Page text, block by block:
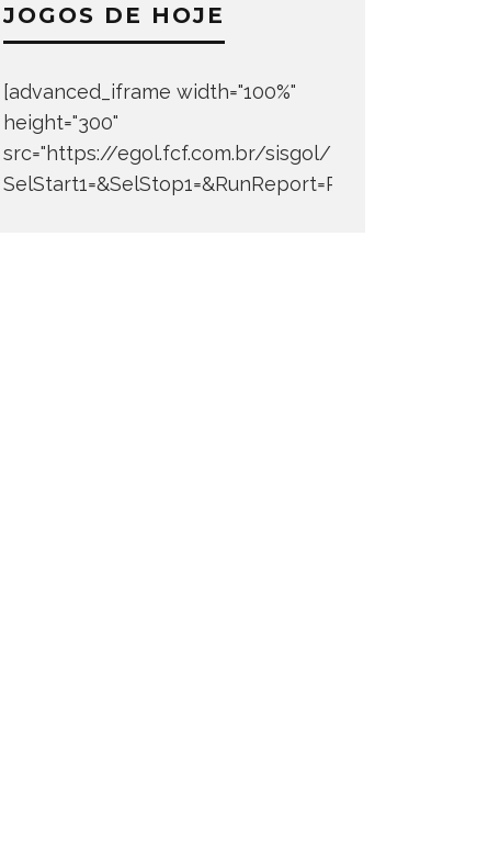
JOGOS DE HOJE
[advanced_iframe width="100%"
height="300"
src="https://egol.fcf.com.br/sisgol/
SelStart1=&SelStop1=&RunReport=Run+Report"]